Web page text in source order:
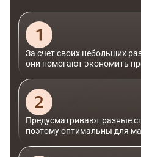
За счет своих небольших
они помогают экономить
Предусматривают разные
поэтому оптимальны для